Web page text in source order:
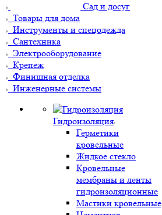
Сад и досуг
Товары для дома
Инструменты и спецодежда
Сантехника
Электрооборудование
Крепеж
Финишная отделка
Инженерные системы
Гидроизоляция
Герметики
кровельные
Жидкое стекло
Кровельные
мембраны и ленты
гидроизоляционные
Мастики кровельные